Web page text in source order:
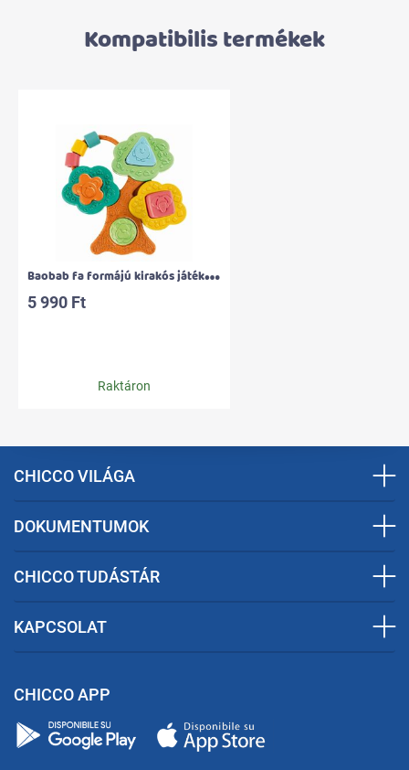
Kompatibilis termékek
B
aobab fa formájú kirakós játék ECO+
5 990 Ft
Raktáron
CHICCO VILÁGA
DOKUMENTUMOK
CHICCO TUDÁSTÁR
KAPCSOLAT
CHICCO APP